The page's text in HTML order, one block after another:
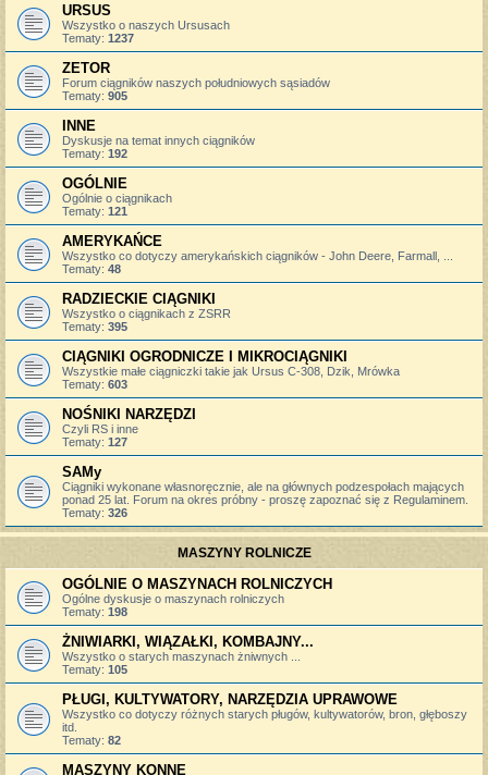
URSUS
Wszystko o naszych Ursusach
Tematy: 1237
ZETOR
Forum ciągników naszych południowych sąsiadów
Tematy: 905
INNE
Dyskusje na temat innych ciągników
Tematy: 192
OGÓLNIE
Ogólnie o ciągnikach
Tematy: 121
AMERYKAŃCE
Wszystko co dotyczy amerykańskich ciągników - John Deere, Farmall, ...
Tematy: 48
RADZIECKIE CIĄGNIKI
Wszystko o ciągnikach z ZSRR
Tematy: 395
CIĄGNIKI OGRODNICZE I MIKROCIĄGNIKI
Wszystkie małe ciągniczki takie jak Ursus C-308, Dzik, Mrówka
Tematy: 603
NOŚNIKI NARZĘDZI
Czyli RS i inne
Tematy: 127
SAMy
Ciągniki wykonane własnoręcznie, ale na głównych podzespołach mających
ponad 25 lat. Forum na okres próbny - proszę zapoznać się z Regulaminem.
Tematy: 326
MASZYNY ROLNICZE
OGÓLNIE O MASZYNACH ROLNICZYCH
Ogólne dyskusje o maszynach rolniczych
Tematy: 198
ŻNIWIARKI, WIĄZAŁKI, KOMBAJNY...
Wszystko o starych maszynach żniwnych ...
Tematy: 105
PŁUGI, KULTYWATORY, NARZĘDZIA UPRAWOWE
Wszystko co dotyczy różnych starych pługów, kultywatorów, bron, głęboszy
itd.
Tematy: 82
MASZYNY KONNE